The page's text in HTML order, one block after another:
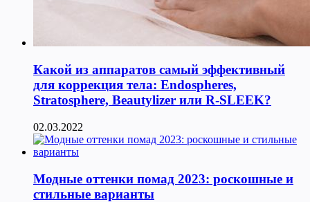
Какой из аппаратов самый эффективный
для коррекция тела: Endospheres,
Stratosphere, Beautylizer или R-SLEEK?
02.03.2022
Модные оттенки помад 2023: роскошные и
стильные варианты